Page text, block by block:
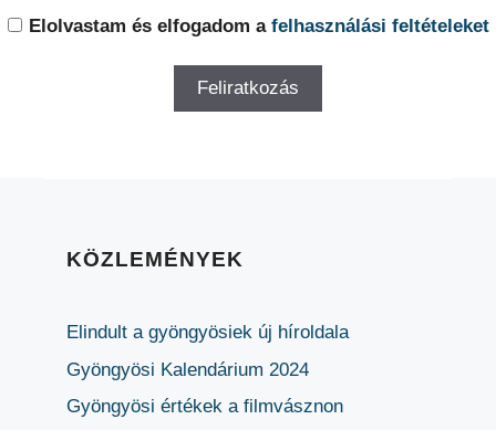
Elolvastam és elfogadom a felhasználási feltételeket
KÖZLEMÉNYEK
Elindult a gyöngyösiek új híroldala
Gyöngyösi Kalendárium 2024
Gyöngyösi értékek a filmvásznon